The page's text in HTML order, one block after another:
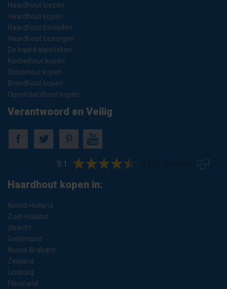
Haardhout kiezen
Haardhout kopen
Haardhout bestellen
Haardhout bezorgen
De haard aansteken
Kachelhout kopen
Stookhout kopen
Brandhout kopen
Openhaardhout kopen
Verantwoord en Veilig
9.1 3.572 reviews
Haardhout kopen in:
Noord-Holland
Zuid-Holland
Utrecht
Gelderland
Noord-Brabant
Zeeland
Limburg
Flevoland